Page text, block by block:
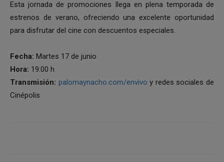
Esta jornada de promociones llega en plena temporada de
estrenos de verano, ofreciendo una excelente oportunidad
para disfrutar del cine con descuentos especiales.
Fecha: Martes 17 de junio
Hora: 19:00 h
Transmisión: palomaynacho.com/envivo y redes sociales de
Cinépolis